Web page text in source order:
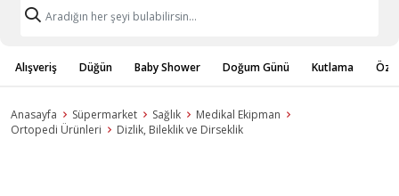
Alışveriş Düğün Baby Shower Doğum Günü Kutlama
Anasayfa Süpermarket Sağlık
Medikal Ekipman
Ortopedi Ürünleri
Dizlik, Bileklik ve Dirseklik